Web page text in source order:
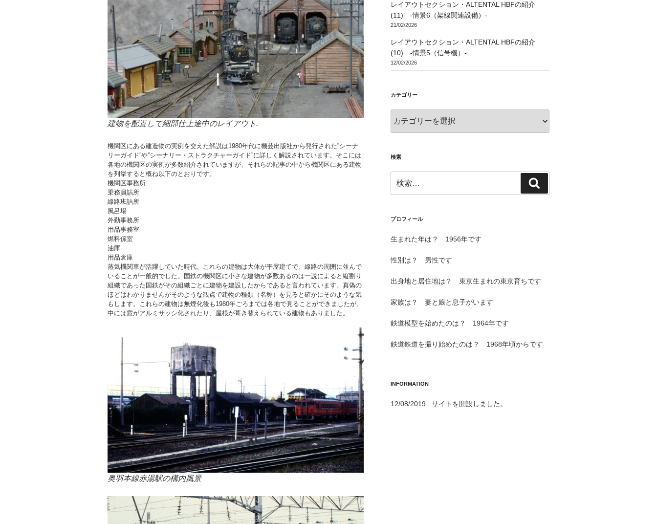
建物を配置して細部仕上途中のレイアウト.
機関区にある建造物の実例を交えた解説は1980年代に機芸出版社から発行された”シーナ
リーガイド”や”シーナリー・ストラクチャーガイド”に詳しく解説されています。そこには
各地の機関区の実例が多数紹介されていますが、それらの記事の中から機関区にある建物
を列挙すると概ね以下のとおりです。
機関区事務所
乗務員詰所
線路班詰所
風呂場
外勤事務所
用品事務室
燃料係室
油庫
用品倉庫
蒸気機関車が活躍していた時代、これらの建物は大体が平屋建てで、線路の周囲に並んで
いることが一般的でした。国鉄の機関区に小さな建物が多数あるのは一説によると縦割り
組織であった国鉄がその組織ごとに建物を建設したからであると言われています。真偽の
ほどはわかりませんがそのような観点で建物の種類（名称）を見ると確かにそのような気
もします。これらの建物は無煙化後も1980年ごろまでは各地で見ることができましたが、
中には窓がアルミサッシ化されたり、屋根が葺き替えられている建物もありました。
奥羽本線赤湯駅の構内風景
レイアウトセクション・ALTENTAL HBFの紹介
(11) -情景6（架線関連設備）-
21/02/2026
レイアウトセクション・ALTENTAL HBFの紹介
(10) -情景5（信号機）-
12/02/2026
カテゴリー
テ
ー
検索
索:
索
プロフィール
生まれた年は？ 1956年です
性別は？ 男性です
出身地と居住地は？ 東京生まれの東京育ちです
家族は？ 妻と娘と息子がいます
鉄道模型を始めたのは？ 1964年です
鉄道鉄道を撮り始めたのは？ 1968年頃からです
INFORMATION
12/08/2019 : サイトを開設しました。